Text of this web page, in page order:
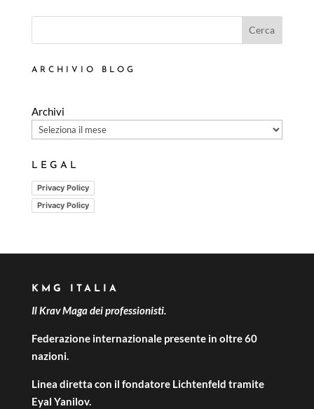
Cerca
ARCHIVIO BLOG
Archivi
LEGAL
Privacy Policy
Privacy Policy
KMG ITALIA
Il Krav Maga dei professionisti.
Federazione internazionale presente in oltre 60
nazioni.
Linea diretta con il fondatore Lichtenfeld tramite
Eyal Yanilov.